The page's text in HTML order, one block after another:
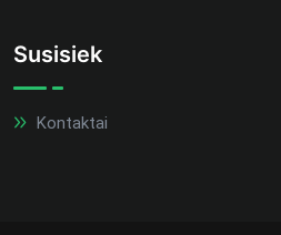
Susisiek
Kontaktai